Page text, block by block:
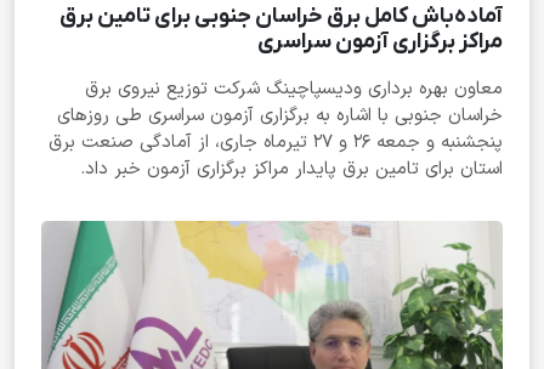
آماده‌باش کامل برق خراسان جنوبی برای تامین برق
مراکز برگزاری آزمون سراسری
معاون بهره برداری ودیسپاچینگ شرکت توزیع نیروی برق
خراسان جنوبی با اشاره به برگزاری آزمون سراسری طی روزهای
پنجشنبه و جمعه 26 و 27 تیرماه جاری، از آمادگی صنعت برق
استان برای تامین برق پایدار مراکز برگزاری آزمون خبر داد.